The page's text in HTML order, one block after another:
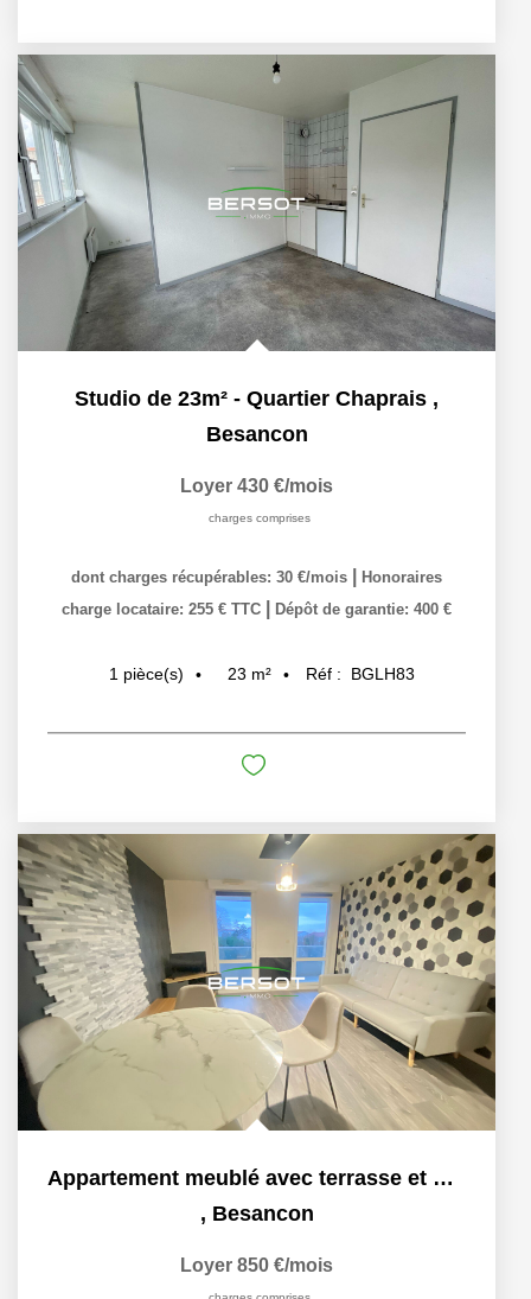
Studio de 23m² - Quartier Chaprais ,
Besancon
Loyer 430 €/mois
charges comprises
dont charges récupérables: 30 €/mois
Honoraires
charge locataire: 255 € TTC
Dépôt de garantie: 400 €
1 pièce(s) 23 m² Réf : BGLH83
Appartement meublé avec terrasse et parking - quartier...
, Besancon
Loyer 850 €/mois